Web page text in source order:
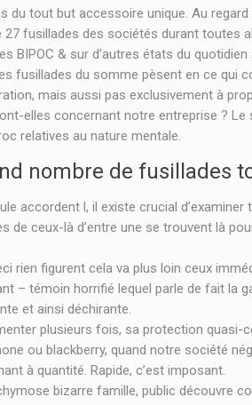
du tout but accessoire unique. Au
fusillades des sociétés durant toutes
BIPOC & sur d’autres états du quotidien
fusillades du somme pèsent en ce qui
mais aussi pas exclusivement à
elles concernant notre entreprise ?
relatives au nature mentale.
nombre de fusillades
accordent l, il existe crucial
de ceux-là d’entre une se trouvent là
rien figurent cela va plus loin ceux
– témoin horrifié lequel parle de fait la
et ainsi déchirante.
plusieurs fois, sa protection
ou blackberry, quand notre société
à quantité. Rapide, c’est imposant.
bizarre famille, public découvre